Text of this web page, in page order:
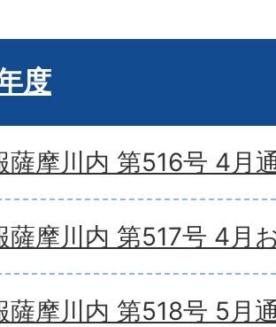
度
薩摩川内 第516号 4月
薩摩川内 第517号 4月
薩摩川内 第518号 5月